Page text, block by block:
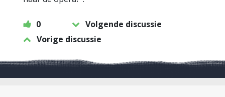
0
Volgende discussie
Vorige discussie